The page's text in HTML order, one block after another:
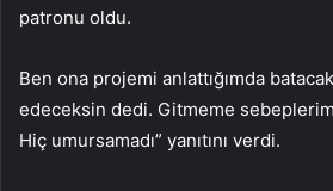
patronu oldu.
Ben ona projemi anlattığımda
edeceksin dedi. Gitmeme
Hiç umursamadı” yanıtını verdi.